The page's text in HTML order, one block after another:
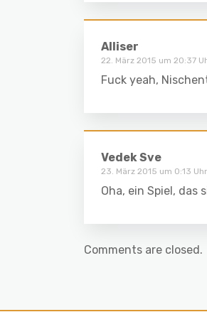
Alliser
22. März 2015 um 20:37
Fuck yeah,
Vedek Sve
23. März 2015 um 0:13 Uhr
Oha, ein Spiel,
Comments are closed.